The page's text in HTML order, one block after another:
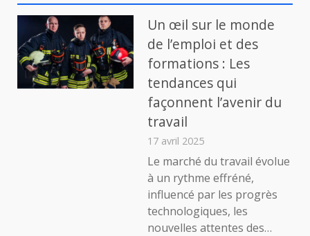
dans
le
monde
des
affaires
Un œil sur le monde
de l’emploi et des
formations : Les
tendances qui
façonnent l’avenir du
travail
17 avril 2025
Le marché du travail évolue
à un rythme effréné,
influencé par les progrès
technologiques, les
nouvelles attentes des…